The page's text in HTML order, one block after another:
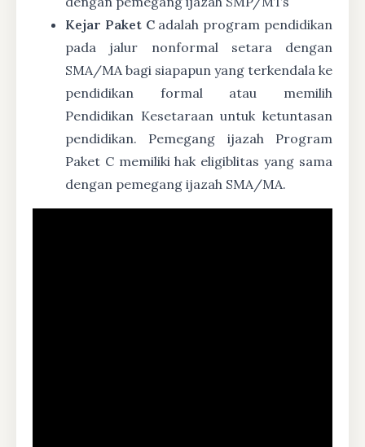
Kejar Paket Cadalah program pendidikan
pada jalur nonformal setara dengan
SMA/MA bagi siapapun yang terkendala ke
pendidikan formal atau memilih
Pendidikan Kesetaraan untuk ketuntasan
pendidikan. Pemegang ijazah Program
Paket C memiliki hak eligiblitas yang sama
dengan pemegang ijazah SMA/MA.